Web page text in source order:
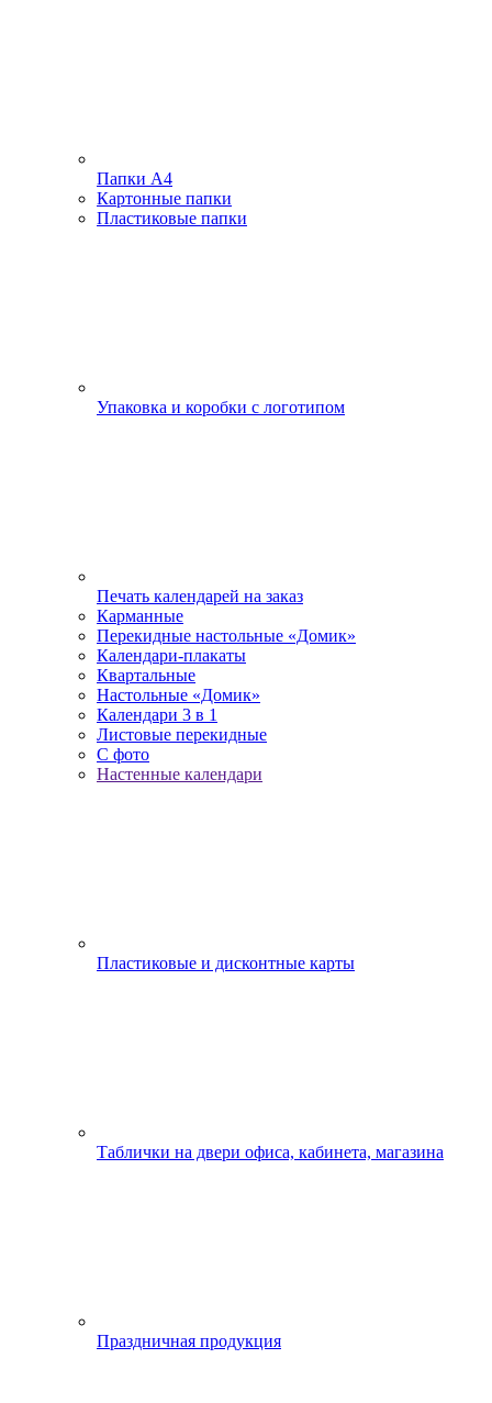
Папки А4
Картонные папки
Пластиковые папки
Упаковка и коробки с логотипом
Печать календарей на заказ
Карманные
Перекидные настольные «Домик»
Календари-плакаты
Квартальные
Настольные «Домик»
Календари 3 в 1
Листовые перекидные
С фото
Настенные календари
Пластиковые и дисконтные карты
Таблички на двери офиса, кабинета, магазина
Праздничная продукция